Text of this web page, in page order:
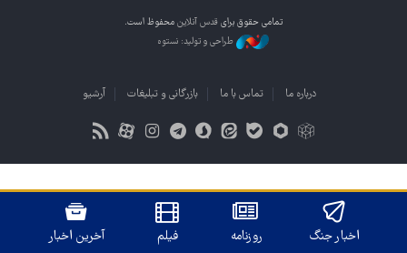
تمامی حقوق برای قدس آنلاین محفوظ است.
طراحی و تولید: نستوه
درباره ما تماس با ما بازرگانی و تبلیغات آرشیو
اخبار جنگ روزنامه فیلم آخرین اخبار